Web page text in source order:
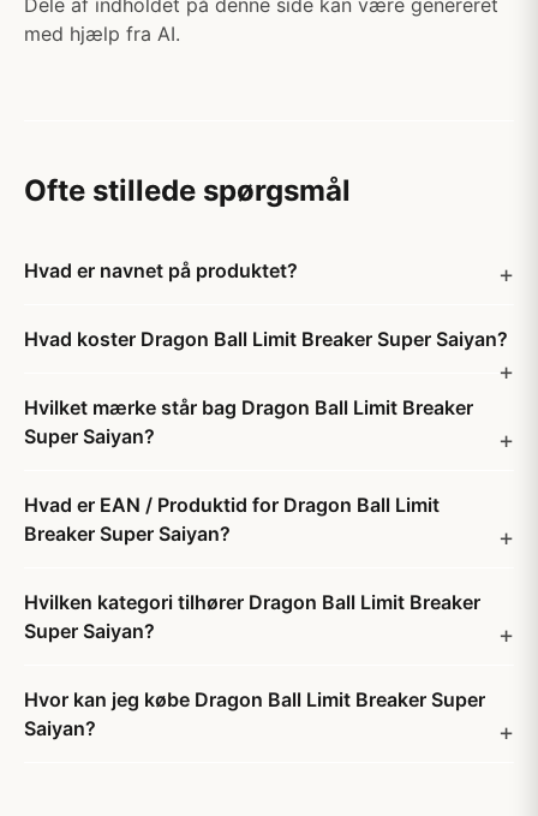
Dele af indholdet på denne side kan være genereret
med hjælp fra AI.
Ofte stillede spørgsmål
Hvad er navnet på produktet?
Hvad koster Dragon Ball Limit Breaker Super Saiyan?
Hvilket mærke står bag Dragon Ball Limit Breaker
Super Saiyan?
Hvad er EAN / Produktid for Dragon Ball Limit
Breaker Super Saiyan?
Hvilken kategori tilhører Dragon Ball Limit Breaker
Super Saiyan?
Hvor kan jeg købe Dragon Ball Limit Breaker Super
Saiyan?